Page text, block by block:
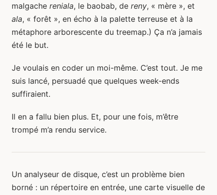
malgache reniala, le baobab, de reny, « mère », et
ala, « forêt », en écho à la palette terreuse et à la
métaphore arborescente du treemap.) Ça n’a jamais
été le but.
Je voulais en coder un moi-même. C’est tout. Je me
suis lancé, persuadé que quelques week-ends
suffiraient.
Il en a fallu bien plus. Et, pour une fois, m’être
trompé m’a rendu service.
Un analyseur de disque, c’est un problème bien
borné : un répertoire en entrée, une carte visuelle de